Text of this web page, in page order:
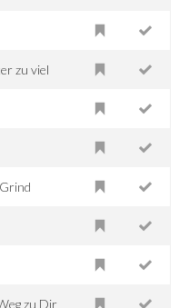
zu viel
zu Dir